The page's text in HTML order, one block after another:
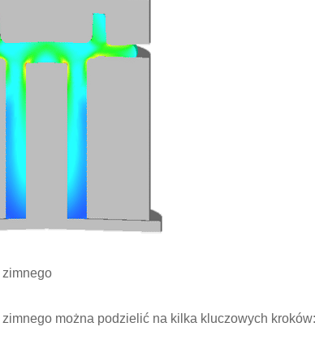
zimnego
zimnego można podzielić na kilka kluczowych kroków: